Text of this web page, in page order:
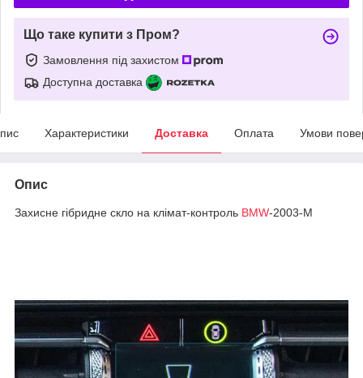
Що таке купити з Пром?
Замовлення під захистом
Доступна доставка
Характеристики Доставка Оплата Умови
Опис
Захисне гібридне скло на клімат-контроль BMW-2003-M